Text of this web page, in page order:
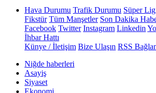
Hava Durumu Trafik Durumu Süper
Fikstür Tüm Manşetler Son Dakika
Facebook Twitter Instagram Linkedin
İhbar Hattı
Künye / İletişim Bize Ulaşın RSS
Niğde haberleri
Asayiş
Siyaset
Ekonomi